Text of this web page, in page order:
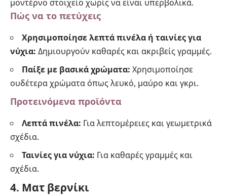
μοντέρνο στοιχείο χωρίς να είναι υπερβολικά.
Πώς να το πετύχεις
Χρησιμοποίησε λεπτά πινέλα ή ταινίες για
νύχια: Δημιουργούν καθαρές και ακριβείς γραμμές.
Παίξε με βασικά χρώματα: Χρησιμοποίησε
ουδέτερα χρώματα όπως λευκό, μαύρο και γκρι.
Προτεινόμενα προϊόντα
Λεπτά πινέλα: Για λεπτομέρειες και γεωμετρικά
σχέδια.
Ταινίες για νύχια: Για καθαρές γραμμές και
σχέδια.
4. Ματ βερνίκι